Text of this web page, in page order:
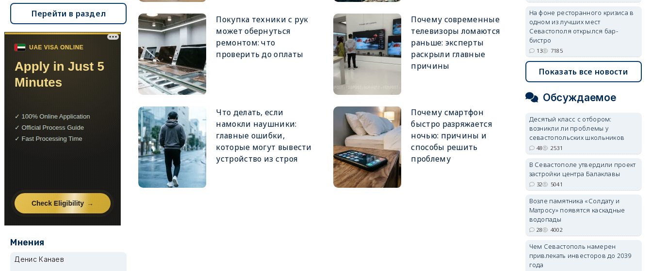
Покупка техники с рук
может обернуться
ремонтом: что
проверить до оплаты
Почему современные
телевизоры ломаются
раньше: эксперты
раскрыли главные
причины
Что делать, если
намокли наушники:
главные ошибки,
которые могут вывести
устройство из строя
Почему смартфон
быстро разряжается
ночью: причины и
способы решить
проблему
Перейти в раздел
Мнения
Денис Канаев
На фоне ресторанного кризиса в
одном из лучших мест
Севастополя открылся бар-
бистро
13 7185
Показать все новости
Обсуждаемое
Десятый класс с отбором:
возникли ли проблемы у
севастопольских школьников
48 2531
В Севастополе утвердили проект
застройки центра Балаклавы
32 5041
Возле памятника «Солдату и
Матросу» появятся каскадные
водопады
28 4002
Чем Севастополь намерен
привлекать инвесторов до 2039
года